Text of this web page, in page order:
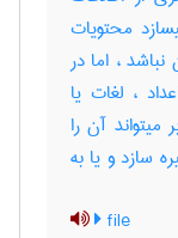
محتویات
، اما در
، لغات یا
آن را
سازد و یا به
file